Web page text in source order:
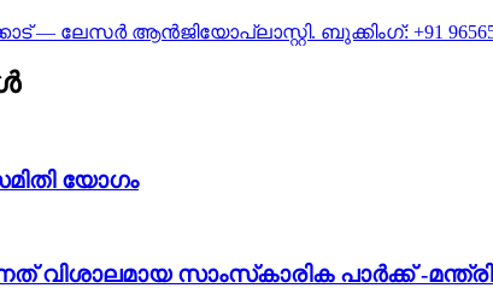
യോഗം
വിശാലമായ സാംസ്‌കാരിക പാര്‍ക്ക് -മന്ത്രി